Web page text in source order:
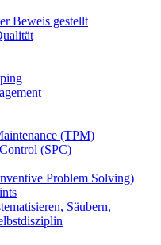
Beweis gestellt
(TPM)
(SPC)
Problem Solving)
Säubern,